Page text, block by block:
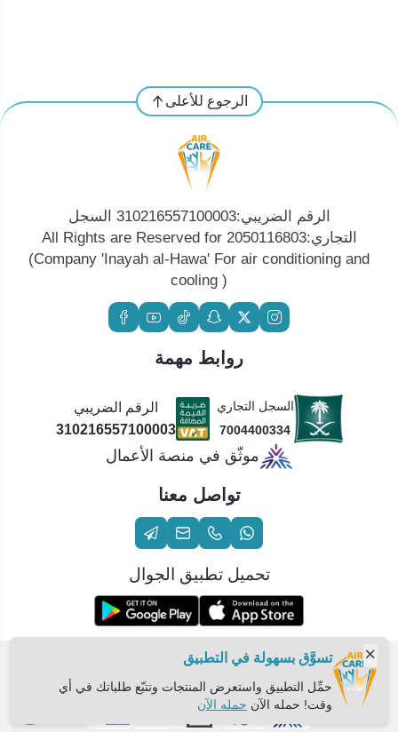
الرجوع للأعلى
الرقم الضريبي:310216557100003 السجل
التجاري:2050116803 All Rights are Reserved for
(Company 'Inayah al-Hawa' For air conditioning and
cooling )
روابط مهمة
السجل التجاري
7004400334
الرقم الضريبي
310216557100003
موثّق في منصة الأعمال
تواصل معنا
تحميل تطبيق الجوال
الحقوق محفوظة | 2026 عناية الهواء | شريك سكني الاستراتيجيتسوَّق بسهولة في التطبيق
حمِّل التطبيق واستعرض المنتجات وتتبّع طلباتك في أي
وقت! حمله الآن حمله الآن